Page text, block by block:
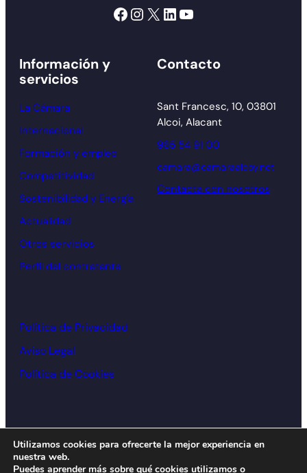
Facebook Instagram X LinkedIn YouTube
Información y
servicios
La Cámara
Internacional
Formación y empleo
Competitividad
Sostenibilidad y Energía
Actualidad
Otros servicios
Perfil del contratante
Contacto
Sant Francesc, 10, 03801
Alcoi, Alacant
965 54 91 00
camara@camaraalcoy.net
Contacta con nosotros
Política de Privacidad
Aviso Legal
Política de Cookies
Diseño y desarrollo:
Utilizamos cookies para ofrecerte la mejor experiencia en
nuestra web.
Puedes aprender más sobre qué cookies utilizamos o